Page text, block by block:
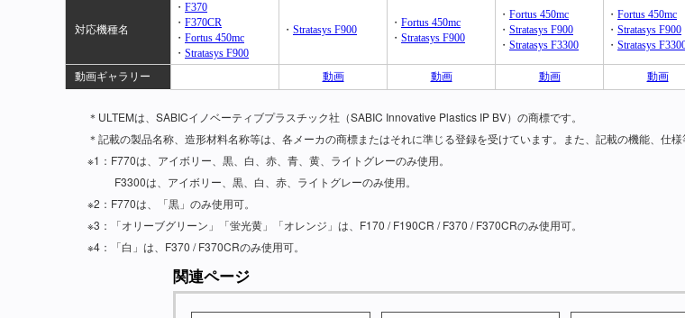
対応機種名
・ F370
・ F370CR
・ Fortus 450mc
・ Stratasys F900
・ Stratasys F900
・ Fortus 450mc
・ Stratasys F900
・ Fortus 450mc
・ Stratasys F900
・ Stratasys F3300
・ Fortus 450mc
・ Stratasys F900
・ Stratasys
動画ギャラリー 動画 動画 動画 動画
＊ULTEMは、SABICイノベーティブプラスチック社（SABIC Innovative Plastics IP BV）の商標です。
＊記載の製品名称、造形材料名称等は、各メーカの商標またはそれに準じる登録を受けています。また、記載の機能、仕
※1：F770は、アイボリー、黒、白、赤、青、黄、ライトグレーのみ使用。
F3300は、アイボリー、黒、白、赤、ライトグレーのみ使用。
※2：F770は、「黒」のみ使用可。
※3：「オリーブグリーン」「蛍光黄」「オレンジ」は、F170 / F190CR / F370 / F370CRのみ使用可。
※4：「白」は、F370 / F370CRのみ使用可。
関連ページ